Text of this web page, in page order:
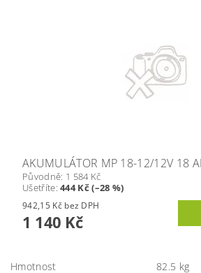
AKUMULÁTOR MP 18-12/12V 18
Původně: 1 584 Kč
Ušetříte:444 Kč (–28 %)
942,15 Kč bez DPH
1 140 Kč
Hmotnost
82.5 kg